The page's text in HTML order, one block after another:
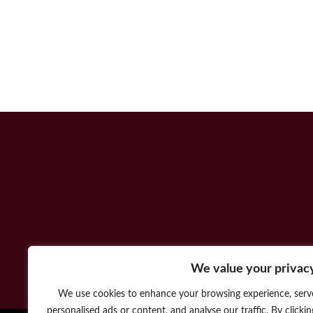
We value your
We use cookies to enhance your browsing experience,
personalised ads or content, and analyse our traffic. By